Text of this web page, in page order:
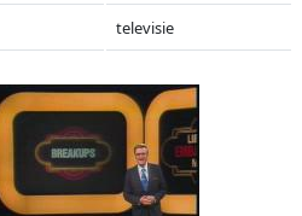
televisie